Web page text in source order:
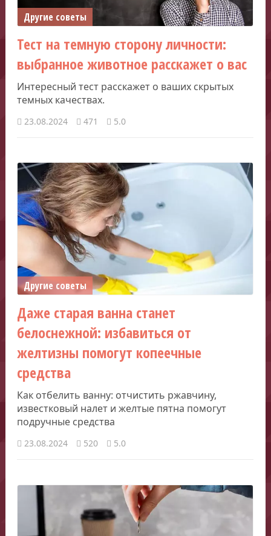
Другие советы
Тест на темную сторону личности:
выбранное животное расскажет о вас
Интересный тест расскажет о ваших скрытых
темных качествах.
23.08.2024 471 5.0
Другие советы
Даже старая ванна станет
белоснежной: избавиться от
желтизны помогут копеечные
средства
Как отбелить ванну: отчистить ржавчину,
известковый налет и желтые пятна помогут
подручные средства
23.08.2024 520 5.0